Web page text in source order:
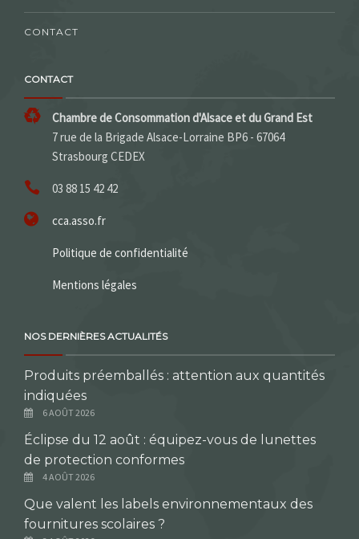
CONTACT
CONTACT
Chambre de Consommation d'Alsace et du Grand Est
7 rue de la Brigade Alsace-Lorraine BP6 - 67064
Strasbourg CEDEX
03 88 15 42 42
cca.asso.fr
Politique de confidentialité
Mentions légales
NOS DERNIÈRES ACTUALITÉS
Produits préemballés : attention aux quantités
indiquées
6 AOÛT 2026
Éclipse du 12 août : équipez-vous de lunettes
de protection conformes
4 AOÛT 2026
Que valent les labels environnementaux des
fournitures scolaires ?